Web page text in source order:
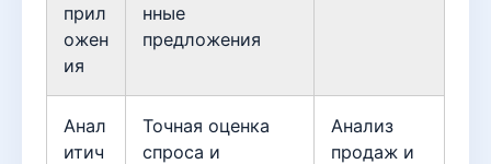
прил
ожен
ия
нные
предложения
Анал
итич
Точная оценка
спроса и
Анализ
продаж и